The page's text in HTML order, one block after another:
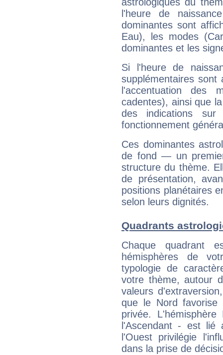
astrologiques du
l'heure de
dominantes sont
Eau), les modes
dominantes et les
Si l'heure de
supplémentaires sont
l'accentuation des
cadentes), ainsi que
des indications sur
fonctionnement
Ces dominantes
de fond — un
structure du thème.
de présentation,
positions planétaires
selon leurs dignités.
Quadrants
Chaque quadrant
hémisphères de
typologie de
votre thème, autour
valeurs
que le Nord favorise
privée.
l'Ascendant - est
l'Ouest privilégie
dans la prise de